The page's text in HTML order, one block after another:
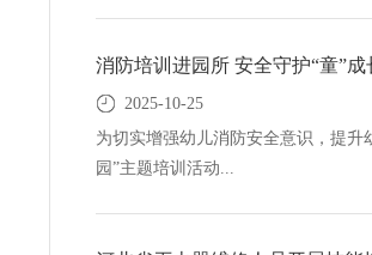
消防培训进园所 安全守护“童”
2025-10-25
为切实增强幼儿消防安全意识，提
园”主题培训活动...